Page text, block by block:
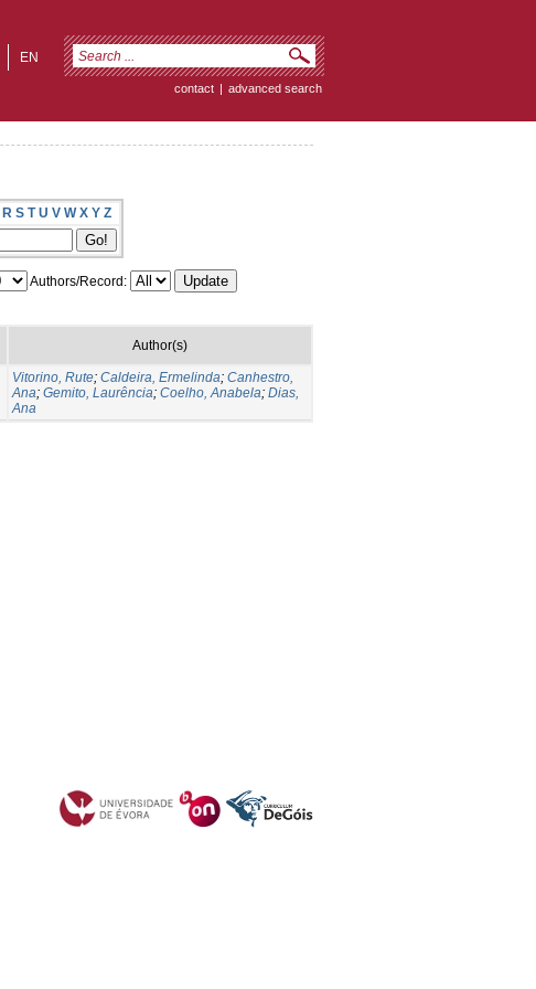
EN
contact | advanced search
R S T U V W X Y Z
Authors/Record:
Author(s)
Vitorino, Rute; Caldeira, Ermelinda; Canhestro,
Ana; Gemito, Laurência; Coelho, Anabela; Dias,
Ana